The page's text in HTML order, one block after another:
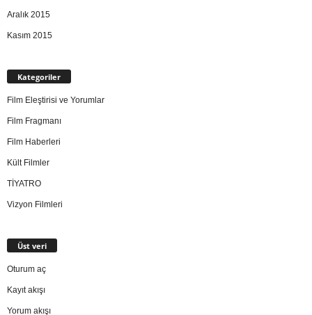
Aralık 2015
Kasım 2015
Kategoriler
Film Eleştirisi ve Yorumlar
Film Fragmanı
Film Haberleri
Kült Filmler
TİYATRO
Vizyon Filmleri
Üst veri
Oturum aç
Kayıt akışı
Yorum akışı